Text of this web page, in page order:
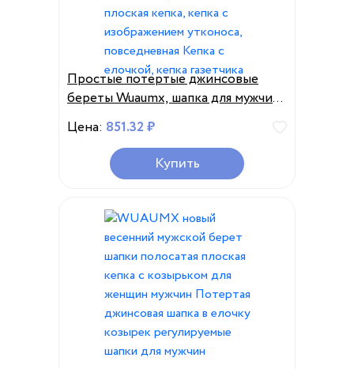
Простые потертые джинсовые
береты Wuaumx, шапка для мужчин
и женщин на весну и лето,
остроконечная плоская кепка,
кепка с изображением утконоса,
повседневная Кепка с елочкой,
Цена: 851.32 ₽
Купить